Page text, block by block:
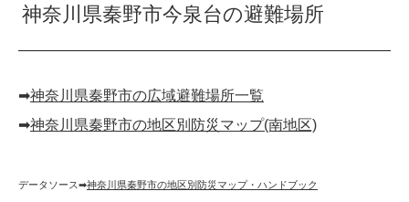
神奈川県秦野市今泉台の避難場所
➡︎神奈川県秦野市の広域避難場所一覧
➡︎神奈川県秦野市の地区別防災マップ(南地区)
データソース➡︎神奈川県秦野市の地区別防災マップ・ハンドブック